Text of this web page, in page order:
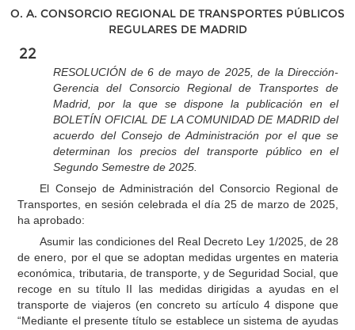
O. A. CONSORCIO REGIONAL DE TRANSPORTES PÚBLICOS
REGULARES DE MADRID
22
RESOLUCIÓN de 6 de mayo de 2025, de la Dirección-
Gerencia del Consorcio Regional de Transportes de
Madrid, por la que se dispone la publicación en el
BOLETÍN OFICIAL DE LA COMUNIDAD DE MADRID del
acuerdo del Consejo de Administración por el que se
determinan los precios del transporte público en el
Segundo Semestre de 2025.
El Consejo de Administración del Consorcio Regional de
Transportes, en sesión celebrada el día 25 de marzo de 2025,
ha aprobado:
Asumir las condiciones del Real Decreto Ley 1/2025, de 28
de enero, por el que se adoptan medidas urgentes en materia
económica, tributaria, de transporte, y de Seguridad Social, que
recoge en su título II las medidas dirigidas a ayudas en el
transporte de viajeros (en concreto su artículo 4 dispone que
“Mediante el presente título se establece un sistema de ayudas